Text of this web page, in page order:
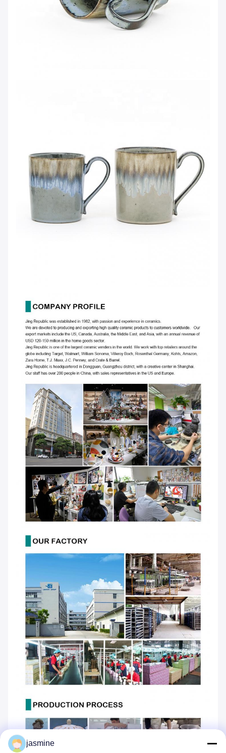
jasmine